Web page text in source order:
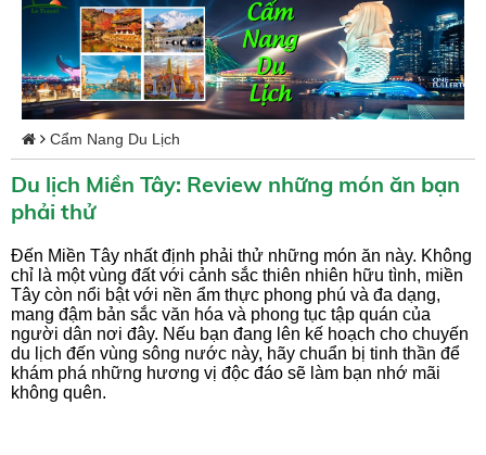
Cẩm Nang Du Lịch
Du lịch Miền Tây: Review những món ăn bạn
phải thử
Đến Miền Tây nhất định phải thử những món ăn này. Không
chỉ là một vùng đất với cảnh sắc thiên nhiên hữu tình, miền
Tây còn nổi bật với nền ẩm thực phong phú và đa dạng,
mang đậm bản sắc văn hóa và phong tục tập quán của
người dân nơi đây. Nếu bạn đang lên kế hoạch cho chuyến
du lịch đến vùng sông nước này, hãy chuẩn bị tinh thần để
khám phá những hương vị độc đáo sẽ làm bạn nhớ mãi
không quên.